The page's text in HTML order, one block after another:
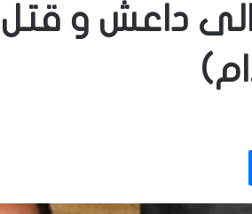
الى داعش و
ماسنجر